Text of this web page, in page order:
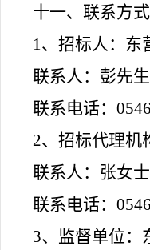
十一、联系方式
1、招标人：东
联系人： 彭先生
联系电话：
2、招标代理机
联系人： 张女士
联系电话：
3、监督单位：